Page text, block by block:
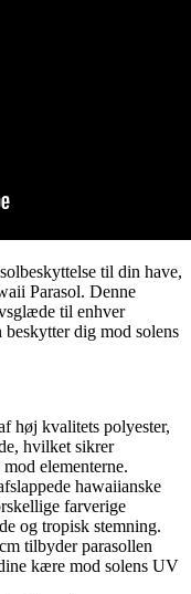
til din have,
Parasol. Denne
til enhver
beskytter dig mod solens
høj kvalitets polyester,
hvilket sikrer
elementerne.
hawaiianske
farverige
og tropisk stemning.
tilbyder parasollen
kære mod solens UV